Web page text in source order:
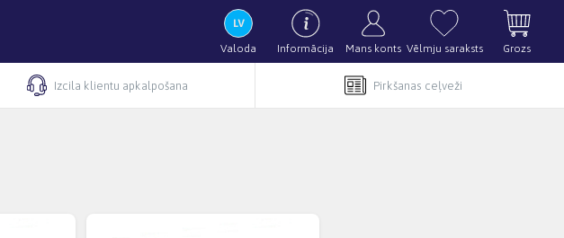
Valoda Informācija Mans konts Vēlmju saraksts Grozs
Izcila klientu apkalpošana Pirkšanas ceļveži